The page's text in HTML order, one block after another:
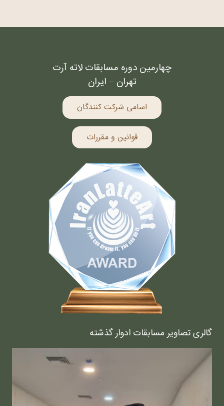
چهارمین دوره مسابقات لاته آرت
تهران – ایران
اسامی شرکت کنندگان
قوانین و مقررات
گالری تصاویر مسابقات ادوار گذشته